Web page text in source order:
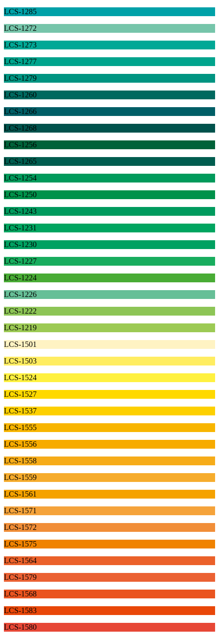
LCS-1285
LCS-1272
LCS-1273
LCS-1277
LCS-1279
LCS-1260
LCS-1266
LCS-1268
LCS-1256
LCS-1265
LCS-1254
LCS-1250
LCS-1243
LCS-1231
LCS-1230
LCS-1227
LCS-1224
LCS-1226
LCS-1222
LCS-1219
LCS-1501
LCS-1503
LCS-1524
LCS-1527
LCS-1537
LCS-1555
LCS-1556
LCS-1558
LCS-1559
LCS-1561
LCS-1571
LCS-1572
LCS-1575
LCS-1564
LCS-1579
LCS-1568
LCS-1583
LCS-1580